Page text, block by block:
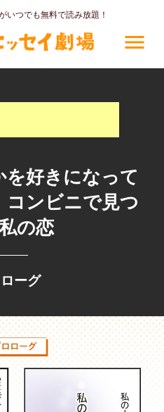
いつでも無料で読み放題！
menu
好きになって
ンビニで見つ
の恋
ーグ